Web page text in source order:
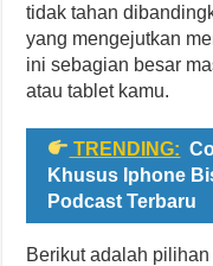
tidak tahan
yang mengejutkan
ini sebagian besar
atau tablet kamu.
TRENDING:
Khusus Iphone
Podcast Terbaru
Berikut adalah